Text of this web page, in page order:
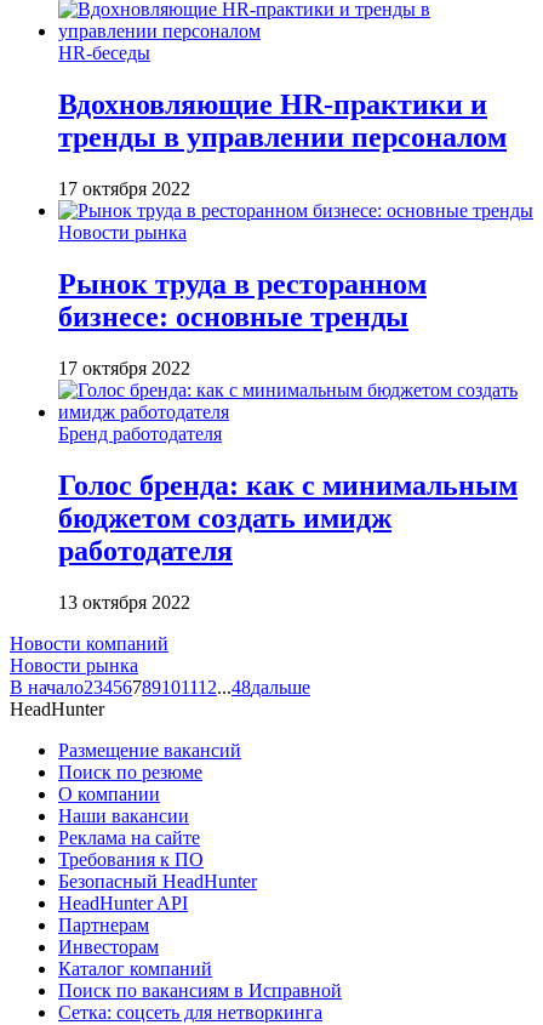
HR-беседы
Вдохновляющие HR-практики и
тренды в управлении персоналом
17 октября 2022
Новости рынка
Рынок труда в ресторанном
бизнесе: основные тренды
17 октября 2022
Бренд работодателя
Голос бренда: как с минимальным
бюджетом создать имидж
работодателя
13 октября 2022
Новости компаний
Новости рынка
В начало23456789101112...48дальше
HeadHunter
Размещение вакансий
Поиск по резюме
О компании
Наши вакансии
Реклама на сайте
Требования к ПО
Безопасный HeadHunter
HeadHunter API
Партнерам
Инвесторам
Каталог компаний
Поиск по вакансиям в Исправной
Сетка: соцсеть для нетворкинга